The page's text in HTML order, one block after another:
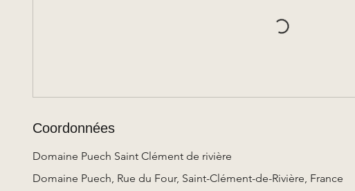
Coordonnées
Domaine Puech Saint Clément de rivière
Domaine Puech, Rue du Four, Saint-Clément-de-Rivière, France